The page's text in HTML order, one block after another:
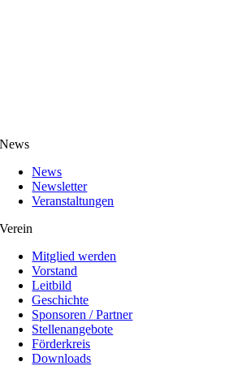
News
News
Newsletter
Veranstaltungen
Verein
Mitglied werden
Vorstand
Leitbild
Geschichte
Sponsoren / Partner
Stellenangebote
Förderkreis
Downloads